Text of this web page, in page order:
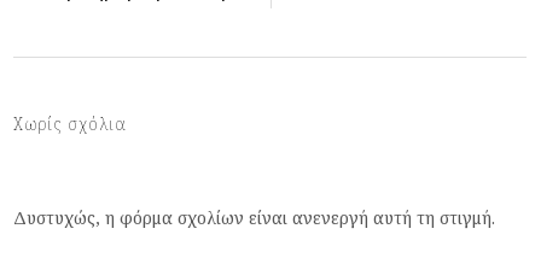
Χωρίς σχόλια
Δυστυχώς, η φόρμα σχολίων είναι ανενεργή αυτή τη στιγμή.